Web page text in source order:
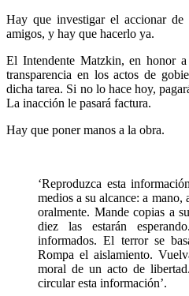
Hay que investigar el accionar
amigos, y hay que hacerlo ya.
El Intendente Matzkin, en honor
transparencia en los actos de
dicha tarea. Si no lo hace hoy,
La inacción le pasará factura.
Hay que poner manos a la obra.
‘Reproduzca esta
medios a su alcance: a mano,
oralmente. Mande copias a
diez las estarán
informados. El terror se
Rompa el aislamiento.
moral de un acto de
circular esta información’.